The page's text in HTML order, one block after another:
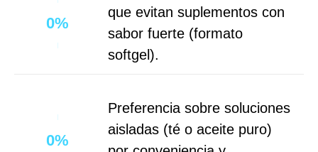
0%
que evitan suplementos con
sabor fuerte (formato
softgel).
0%
Preferencia sobre soluciones
aisladas (té o aceite puro)